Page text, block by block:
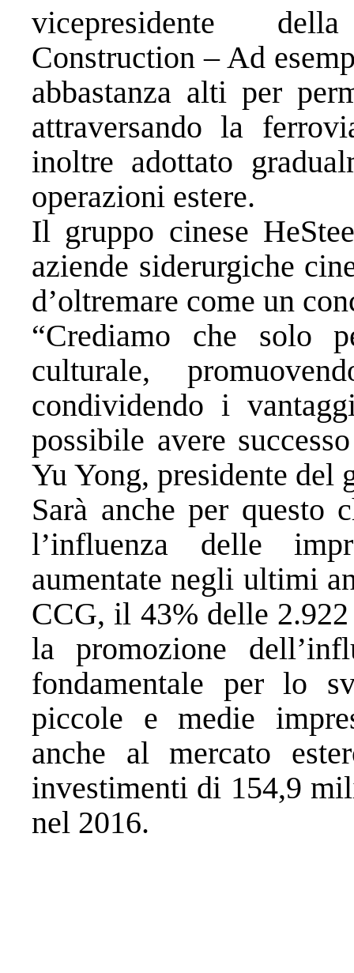
vicepresidente
Construction – Ad
abbastanza alti per
attraversando la
inoltre adottato
operazioni estere.
Il gruppo cinese
aziende siderurgiche
d’oltremare come un
“Crediamo che solo
culturale,
condividendo i
possibile avere
Yu Yong, presidente del
Sarà anche per questo
l’influenza delle
aumentate negli ultimi
CCG, il 43% delle
la promozione
fondamentale per lo
piccole e medie
anche al mercato
investimenti di 154,9
nel 2016.